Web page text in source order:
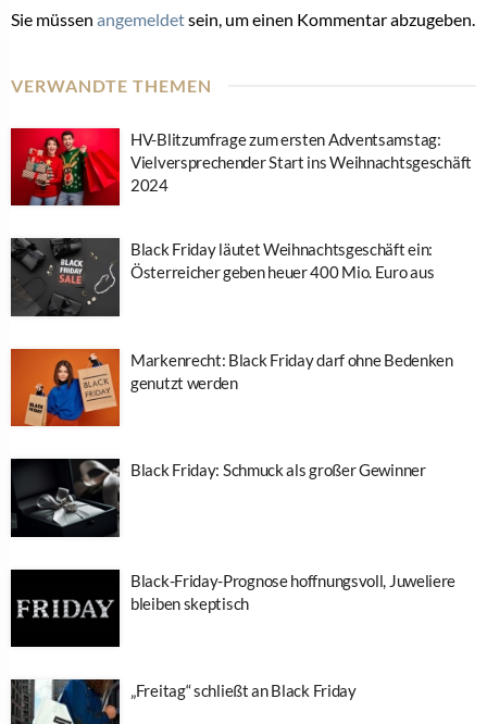
Sie müssen angemeldetsein, um einen Kommentar abzugeben.
VERWANDTE THEMEN
HV-Blitzumfrage zum ersten Adventsamstag:
Vielversprechender Start ins Weihnachtsgeschäft
2024
Black Friday läutet Weihnachtsgeschäft ein:
Österreicher geben heuer 400 Mio. Euro aus
Markenrecht: Black Friday darf ohne Bedenken
genutzt werden
Black Friday: Schmuck als großer Gewinner
Black-Friday-Prognose hoffnungsvoll, Juweliere
bleiben skeptisch
„Freitag“ schließt an Black Friday